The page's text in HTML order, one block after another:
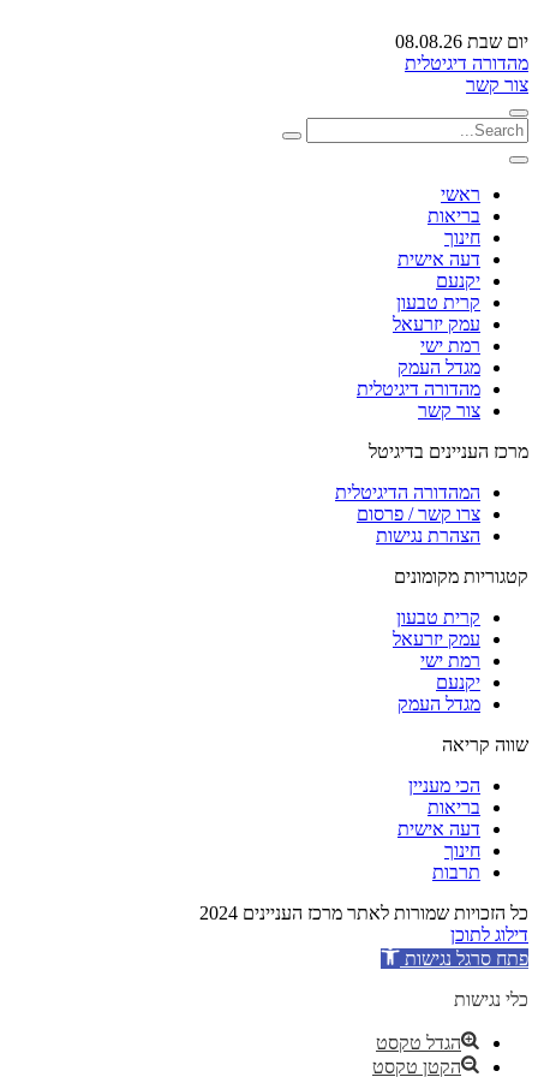
יום שבת 08.08.26
מהדורה דיגיטלית
צור קשר
ראשי
בריאות
חינוך
דעה אישית
יקנעם
קרית טבעון
עמק יזרעאל
רמת ישי
מגדל העמק
מהדורה דיגיטלית
צור קשר
מרכז העניינים בדיגיטל
המהדורה הדיגיטלית
צרו קשר / פרסום
הצהרת נגישות
קטגוריות מקומונים
קרית טבעון
עמק יזרעאל
רמת ישי
יקנעם
מגדל העמק
שווה קריאה
הכי מעניין
בריאות
דעה אישית
חינוך
תרבות
כל הזכויות שמורות לאתר מרכז העניינים 2024
דילוג לתוכן
פתח סרגל נגישות
כלי נגישות
הגדל טקסט
הקטן טקסט